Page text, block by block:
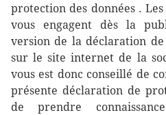
protection des données .
vous engagent dès la
version de la déclaration
sur le site internet de la
vous est donc conseillé de
présente déclaration de
de prendre